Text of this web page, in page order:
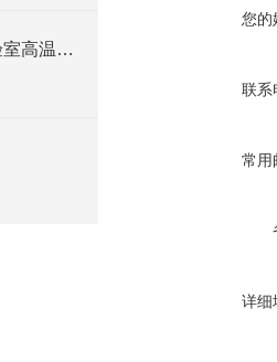
高温熔块箱式真空炉 实验室高温管式炉 智能型升降炉 大型工业熔块炉
您的
联系
常用
详细